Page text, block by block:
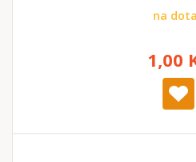
na
1,00